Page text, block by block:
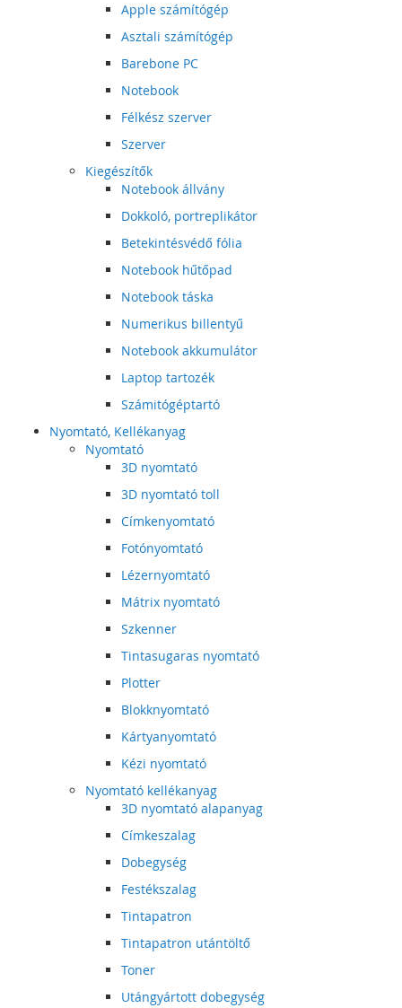
Apple számítógép
Asztali számítógép
Barebone PC
Notebook
Félkész szerver
Szerver
Kiegészítők
Notebook állvány
Dokkoló, portreplikátor
Betekintésvédő fólia
Notebook hűtőpad
Notebook táska
Numerikus billentyű
Notebook akkumulátor
Laptop tartozék
Számitógéptartó
Nyomtató, Kellékanyag
Nyomtató
3D nyomtató
3D nyomtató toll
Címkenyomtató
Fotónyomtató
Lézernyomtató
Mátrix nyomtató
Szkenner
Tintasugaras nyomtató
Plotter
Blokknyomtató
Kártyanyomtató
Kézi nyomtató
Nyomtató kellékanyag
3D nyomtató alapanyag
Címkeszalag
Dobegység
Festékszalag
Tintapatron
Tintapatron utántöltő
Toner
Utángyártott dobegység